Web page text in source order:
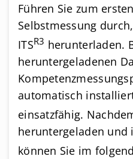
Führen Sie zum
Selbstmessung
ITSR3 herunterladen.
heruntergeladenen
automatisch
einsatzfähig.
heruntergeladen und
können Sie im